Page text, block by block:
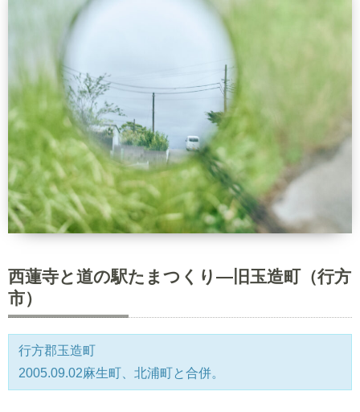
西蓮寺と道の駅たまつくり―旧玉造町（行方
市）
行方郡玉造町
2005.09.02麻生町、北浦町と合併。